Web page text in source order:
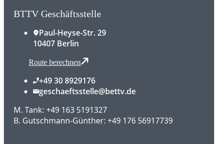
BTTV Geschäftsstelle
Paul-Heyse-Str. 29
10407 Berlin
Route berechnen
+49 30 8929176
geschaeftsstelle@bettv.de
M. Tank: +49 163 5191327
B. Gutschmann-Günther: +49 176 56917739